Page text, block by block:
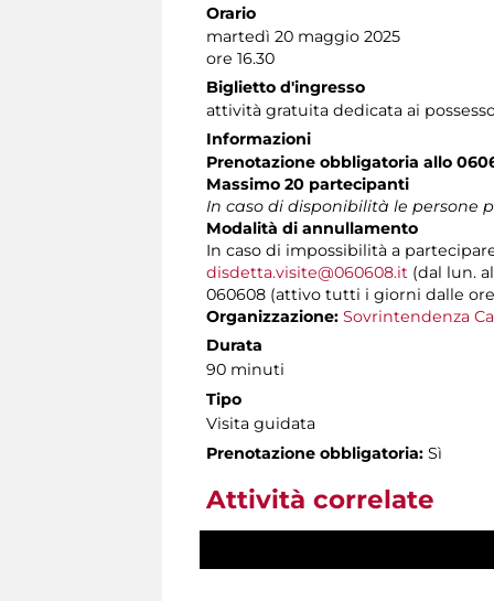
Orario
martedì 20 maggio 2025
ore 16.30
Biglietto d'ingresso
attività gratuita dedicata ai
Informazioni
Prenotazione obbligatoria allo
Massimo 20 partecipanti
In caso di disponibilità le persone
Modalità di annullamento
In caso di impossibilità a
disdetta.visite@060608.it (dal lun.
060608 (attivo tutti i giorni dalle ore
Organizzazione: Sovrintendenza
Durata
90 minuti
Tipo
Visita guidata
Prenotazione obbligatoria: Sì
Attività correlate